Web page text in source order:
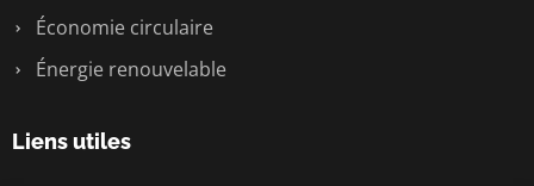
Économie circulaire
Énergie renouvelable
Liens utiles